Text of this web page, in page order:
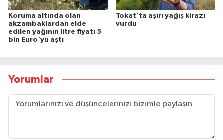
Koruma altında olan
akzambaklardan elde
edilen yağının litre fiyatı 5
bin Euro'yu aştı
Tokat'ta aşırı yağış kirazı
vurdu
Yorumlar